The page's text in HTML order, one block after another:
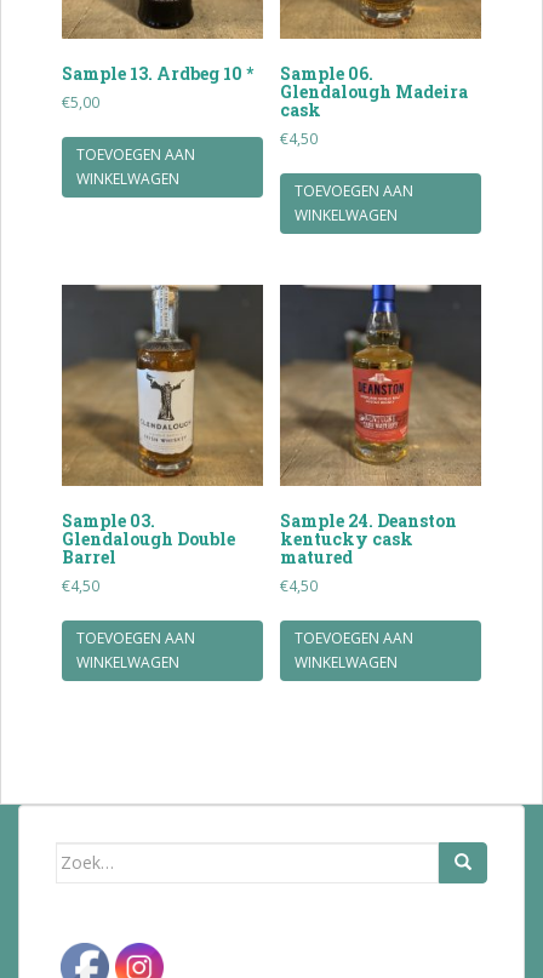
Sample 13. Ardbeg 10 *
€5,00
TOEVOEGEN AAN
WINKELWAGEN
Sample 06.
Glendalough Madeira
cask
€4,50
TOEVOEGEN AAN
WINKELWAGEN
Sample 03.
Glendalough Double
Barrel
€4,50
TOEVOEGEN AAN
WINKELWAGEN
Sample 24. Deanston
kentucky cask
matured
€4,50
TOEVOEGEN AAN
WINKELWAGEN
Zoek